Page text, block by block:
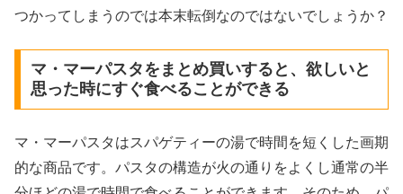
つかってしまうのでは本末転倒なのではないでしょうか？
マ・マーパスタをまとめ買いすると、欲しいと
思った時にすぐ食べることができる
マ・マーパスタはスパゲティーの湯で時間を短くした画期
的な商品です。パスタの構造が火の通りをよくし通常の半